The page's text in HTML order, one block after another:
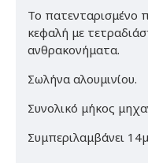
Το πατενταρισμένο
κεφαλή με
ανθρακονήματα.
Σωλήνα αλουμινίου.
Συνολικό μήκος
Συμπεριλαμβάνει